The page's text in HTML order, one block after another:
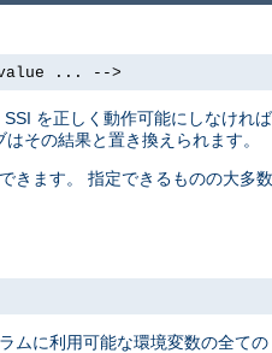
... -->
を正しく動作可能にしなけれ
その結果と置き換えられます。
きます。 指定できるものの大
に利用可能な環境変数の全て